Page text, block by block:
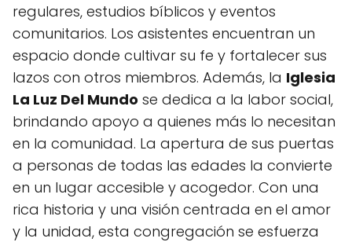
regulares, estudios bíblicos y eventos
comunitarios. Los asistentes encuentran un
espacio donde cultivar su fe y fortalecer sus
lazos con otros miembros. Además, la Iglesia
La Luz Del Mundo se dedica a la labor social,
brindando apoyo a quienes más lo necesitan
en la comunidad. La apertura de sus puertas
a personas de todas las edades la convierte
en un lugar accesible y acogedor. Con una
rica historia y una visión centrada en el amor
y la unidad, esta congregación se esfuerza